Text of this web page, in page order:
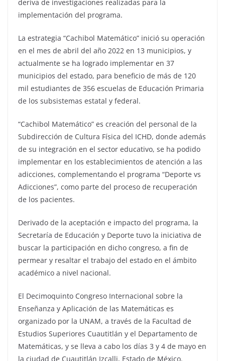
deriva de investigaciones realizadas para la
implementación del programa.
La estrategia “Cachibol Matemático” inició su operación
en el mes de abril del año 2022 en 13 municipios, y
actualmente se ha logrado implementar en 37
municipios del estado, para beneficio de más de 120
mil estudiantes de 356 escuelas de Educación Primaria
de los subsistemas estatal y federal.
“Cachibol Matemático” es creación del personal de la
Subdirección de Cultura Física del ICHD, donde además
de su integración en el sector educativo, se ha podido
implementar en los establecimientos de atención a las
adicciones, complementando el programa “Deporte vs
Adicciones”, como parte del proceso de recuperación
de los pacientes.
Derivado de la aceptación e impacto del programa, la
Secretaría de Educación y Deporte tuvo la iniciativa de
buscar la participación en dicho congreso, a fin de
permear y resaltar el trabajo del estado en el ámbito
académico a nivel nacional.
El Decimoquinto Congreso Internacional sobre la
Enseñanza y Aplicación de las Matemáticas es
organizado por la UNAM, a través de la Facultad de
Estudios Superiores Cuautitlán y el Departamento de
Matemáticas, y se lleva a cabo los días 3 y 4 de mayo en
la ciudad de Cuautitlán Izcalli, Estado de México.